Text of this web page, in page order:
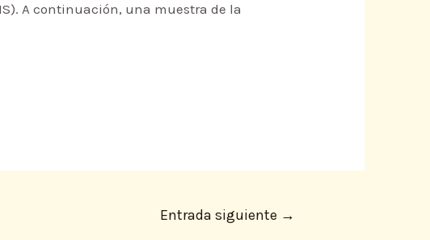
A continuación, una muestra de la
Entrada siguiente →